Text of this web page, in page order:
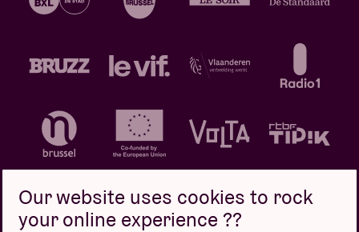
Our website uses cookies to rock
your online experience ??